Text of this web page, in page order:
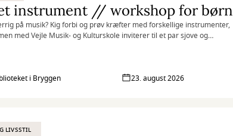
instrument // workshop for børn
på musik? Kig forbi og prøv kræfter med forskellige instrumenter,
med Vejle Musik- og Kulturskole inviterer til et par sjove og
i Bryggen 23. august 2026
LIVSSTIL